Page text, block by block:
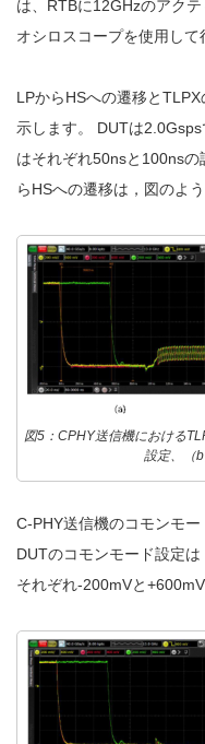
は、RTBに12GHzのアク
オシロスコープを使用して
LPからHSへの遷移と
示します。 DUTは
はそれぞれ50nsと100ns
らHSへの遷移は，図のよ
図5：CPHY送信機における
設定、（
C-PHY送信機のコモンモー
DUTのコモンモード設定
それぞれ-200mVと+600mV